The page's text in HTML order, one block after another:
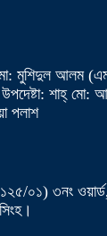
মুশিদুল আলম
উপদেষ্টা: শাহ্
পলাশ
০১) ৩নং